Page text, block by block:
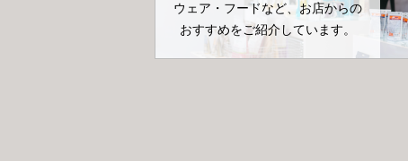
ウェア・フードなど、お店からの
おすすめをご紹介しています。